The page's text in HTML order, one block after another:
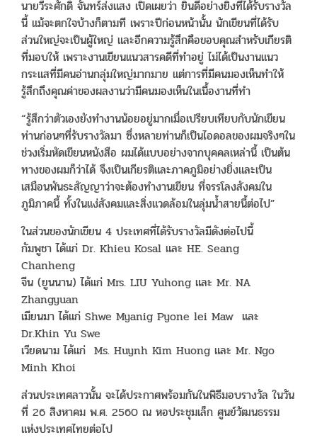
นายวีระศักดิ์ จันทร์ส่งแสง เปิดเผยว่า ยินดีอย่างยิ่งที่ได้รับรางวัล
นี้ แม้จะตกใจบ้างก็ตามที เพราะปีก่อนหน้านั้น นักเขียนที่ได้รับ
ส่วนใหญ่จะเป็นผู้ใหญ่ และอีกความรู้สึกคือขอบคุณสำหรับเกียรติ
ที่มอบให้ เพราะงานเขียนแนวสารคดีที่ทำอยู่ ไม่ได้เป็นงานแนว
กระแสที่มีคนอ่านกลุ่มใหญ่มากมาย แต่การที่มีคนมองเห็นทำให้
รู้สึกถึงคุณค่าของผลงานว่ามีคนมองเห็นในเนื้องานที่ทำ
“รู้สึกว่าตัวเองยังทำงานน้อยอยู่มากเมื่อเปรียบเทียบกับนักเขียน
ท่านก่อนๆที่รับรางวัลมา ซึ่งหลายท่านก็เป็นไอดอลของผมจริงๆใน
ช่วงเริ่มหัดเขียนหนังสือ ผมได้แบบอย่างจากบุคคลเหล่านี้ เป็นต้น
ทางของผมก็ว่าได้ จึงเป็นเกียรติและภาคภูมิอย่างยิ่งและเป็น
เสมือนพันธะสัญญาว่าจะต้องทำงานเขียน ที่จรรโลงสังคมใน
ภูมิภาคนี้ ทั้งในแง่สังคมและสิ่งแวดล้อมในลุ่มน้ำสายนี้ต่อไป”
ในส่วนของนักเขียน 4 ประเทศที่ได้รับรางวัลมีดังต่อไปนี้
กัมพูชา ได้แก่ Dr. Khieu Kosal และ HE. Seang
Chanheng
จีน (ยูนนาน) ได้แก่ Mrs. LIU Yuhong และ Mr. NA
Zhangyuan
เมียนมา ได้แก่ Shwe Myanig Pyone lei Maw และ
Dr.Khin Yu Swe
เวียดนาม ได้แก่ Ms. Huynh Kim Huong และ Mr. Ngo
Minh Khoi
ส่วนประเทศลาวนั้น จะได้ประกาศพร้อมกันในพิธีมอบรางวัล ในวัน
ที่ 26 สิงหาคม พ.ศ. 2560 ณ หอประชุมเล็ก ศูนย์วัฒนธรรม
แห่งประเทศไทยต่อไป